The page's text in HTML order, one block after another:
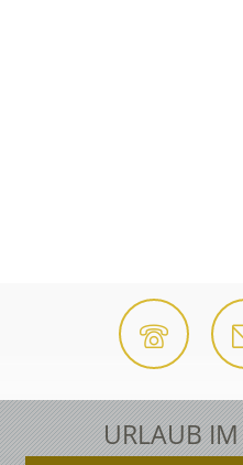
URLAUB